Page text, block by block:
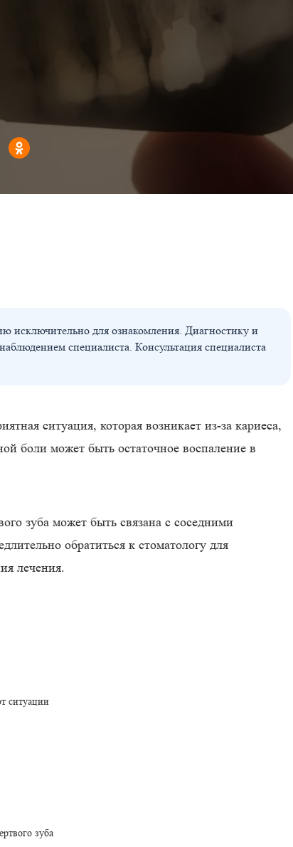
исключительно для ознакомления. Диагностику и
специалиста. Консультация специалиста
ситуация, которая возникает из-за кариеса,
боли может быть остаточное воспаление в
зуба может быть связана с соседними
обратиться к стоматологу для
лечения.
ситуации
зуба